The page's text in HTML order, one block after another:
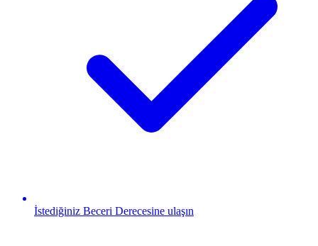
İstediğiniz Beceri Derecesine ulaşın